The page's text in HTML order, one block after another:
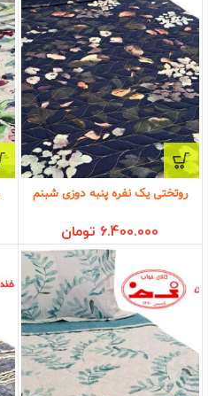
روتختی یک نفره پنبه دوزی شبنم
6.400.000 تومان